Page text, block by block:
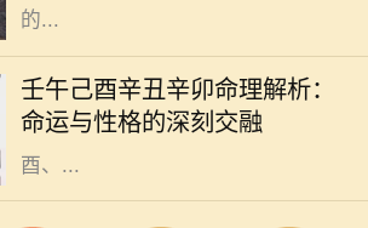
的...
壬午己酉辛丑辛卯命理解析：
命运与性格的深刻交融
在浩瀚的命理学中，五行八字被视为
解读一个人命运的重要工具。不同的
命格拥有各自独特的性格特征与运势
走向。今天，我们将针对壬午、己
酉、...